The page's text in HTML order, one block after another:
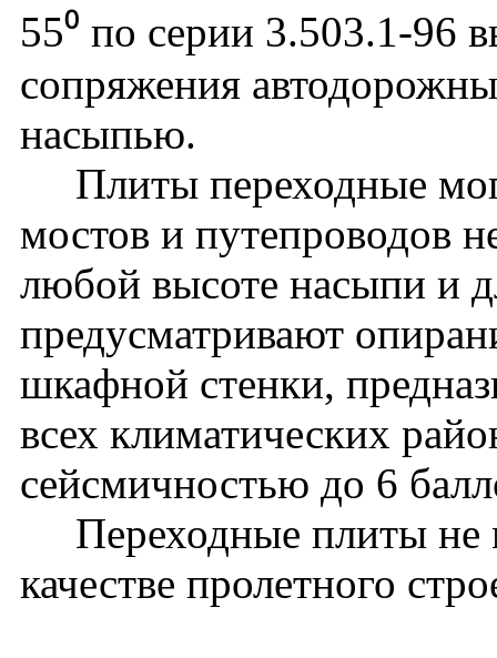
55⁰ по серии 3.503.1-96
сопряжения
насыпью.
Плиты переходные
мостов и путепроводов
любой высоте насыпи и
предусматривают
шкафной стенки,
всех климатических
сейсмичностью до 6
Переходные плиты не
качестве пролетного